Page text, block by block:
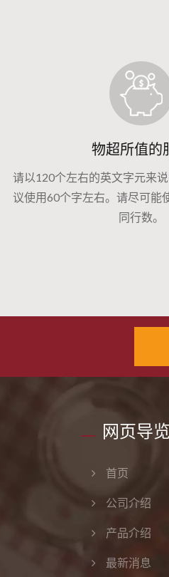
物超所值的
请以120个左右的英文字元来
议使用60个字左右。请尽可能
同行数。
网页导览
首页
公司介绍
产品介绍
最新消息